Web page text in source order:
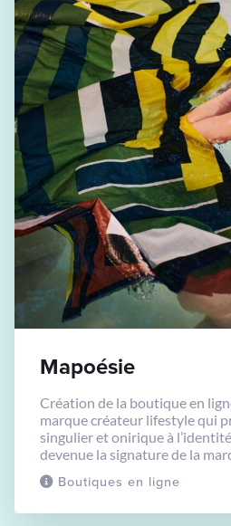
Boutiques en ligne
Mapoésie
Création de la boutique en
marque créateur lifestyle qui
singulier et onirique à
devenue la signature de la